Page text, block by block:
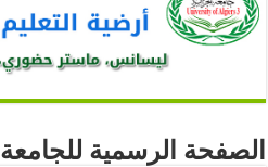
الصفحة الرسمية للجامعة